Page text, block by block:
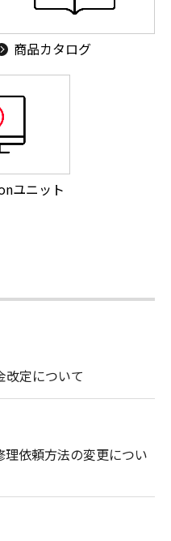
商品カタログ
ユニット
改定について
依頼方法の変更につい